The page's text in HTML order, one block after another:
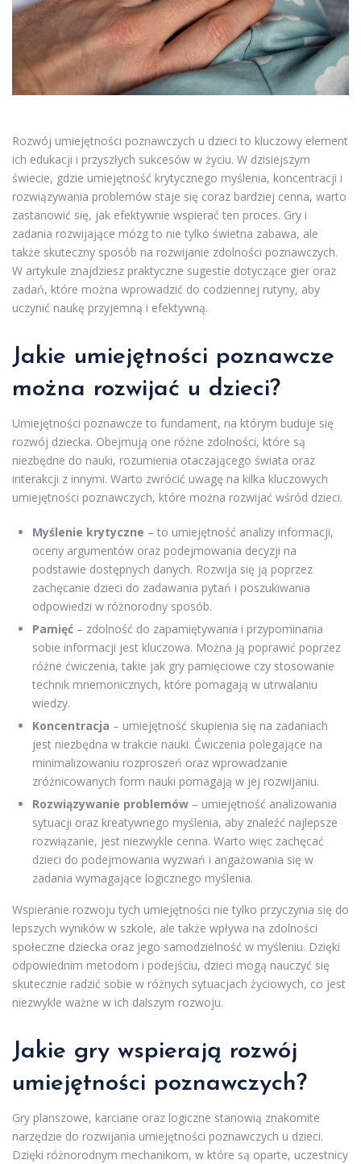
Rozwój umiejętności poznawczych u dzieci to kluczowy element
ich edukacji i przyszłych sukcesów w życiu. W dzisiejszym
świecie, gdzie umiejętność krytycznego myślenia, koncentracji i
rozwiązywania problemów staje się coraz bardziej cenna, warto
zastanowić się, jak efektywnie wspierać ten proces. Gry i
zadania rozwijające mózg to nie tylko świetna zabawa, ale
także skuteczny sposób na rozwijanie zdolności poznawczych.
W artykule znajdziesz praktyczne sugestie dotyczące gier oraz
zadań, które można wprowadzić do codziennej rutyny, aby
uczynić naukę przyjemną i efektywną.
Jakie umiejętności poznawcze
można rozwijać u dzieci?
Umiejętności poznawcze to fundament, na którym buduje się
rozwój dziecka. Obejmują one różne zdolności, które są
niezbędne do nauki, rozumienia otaczającego świata oraz
interakcji z innymi. Warto zwrócić uwagę na kilka kluczowych
umiejętności poznawczych, które można rozwijać wśród dzieci.
Myślenie krytyczne – to umiejętność analizy informacji,
oceny argumentów oraz podejmowania decyzji na
podstawie dostępnych danych. Rozwija się ją poprzez
zachęcanie dzieci do zadawania pytań i poszukiwania
odpowiedzi w różnorodny sposób.
Pamięć – zdolność do zapamiętywania i przypominania
sobie informacji jest kluczowa. Można ją poprawić poprzez
różne ćwiczenia, takie jak gry pamięciowe czy stosowanie
technik mnemonicznych, które pomagają w utrwalaniu
wiedzy.
Koncentracja – umiejętność skupienia się na zadaniach
jest niezbędna w trakcie nauki. Ćwiczenia polegające na
minimalizowaniu rozproszeń oraz wprowadzanie
zróżnicowanych form nauki pomagają w jej rozwijaniu.
Rozwiązywanie problemów – umiejętność analizowania
sytuacji oraz kreatywnego myślenia, aby znaleźć najlepsze
rozwiązanie, jest niezwykle cenna. Warto więc zachęcać
dzieci do podejmowania wyzwań i angażowania się w
zadania wymagające logicznego myślenia.
Wspieranie rozwoju tych umiejętności nie tylko przyczynia się do
lepszych wyników w szkole, ale także wpływa na zdolności
społeczne dziecka oraz jego samodzielność w myśleniu. Dzięki
odpowiednim metodom i podejściu, dzieci mogą nauczyć się
skutecznie radzić sobie w różnych sytuacjach życiowych, co jest
niezwykle ważne w ich dalszym rozwoju.
Jakie gry wspierają rozwój
umiejętności poznawczych?
Gry planszowe, karciane oraz logiczne stanowią znakomite
narzędzie do rozwijania umiejętności poznawczych u dzieci.
Dzięki różnorodnym mechanikom, w które są oparte, uczestnicy